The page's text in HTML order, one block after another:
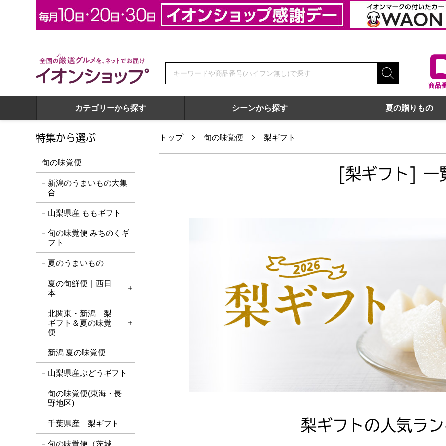
全国の厳選グルメを、ネットでお届け イオンショップ
商品
カテゴリーから探す シーンから探す 夏の贈りもの
トップ 旬の味覚便 梨ギフト
[梨ギフト] 一
梨ギフトの人気ラ
特集から選ぶ
旬の味覚便
新潟のうまいもの大集
合
山梨県産 ももギフト
旬の味覚便 みちのくギ
フト
夏のうまいもの
夏の旬鮮便｜西日
本
詳細を開く
北関東・新潟 梨
ギフト＆夏の味覚
便
詳細を開く
新潟 夏の味覚便
山梨県産ぶどうギフト
旬の味覚便(東海・長
野地区)
千葉県産 梨ギフト
旬の味覚便（茨城